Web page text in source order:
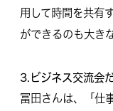
用して時間を共有
ができるのも大き
3.ビジネス交流会
冨田さんは、「仕